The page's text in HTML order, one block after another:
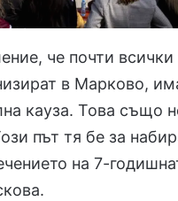
че почти
в Марково,
кауза. Това също
път тя бе за
на 7-